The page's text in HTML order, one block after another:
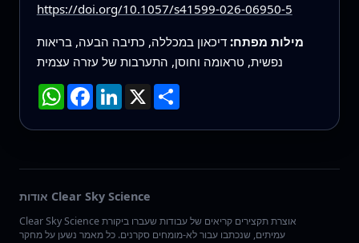
https://doi.org/10.1057/s41599-026-06950-5
מילות מפתח:דיכאון במכללה, כתיבה הבעה, בריאות
נפשית, טראומה וחוסן, התערבות של עזרה עצמית
WhatsApp
Facebook
LinkedIn
X שתף
אודות Clear Sky Science
Clear Sky Science אוצרת תקצירים קריאים של עבודות שעברו ביקורת
עמיתים, שנכתבו עבור לא-מומחים סקרנים. כל מאמר נשען על מחקר